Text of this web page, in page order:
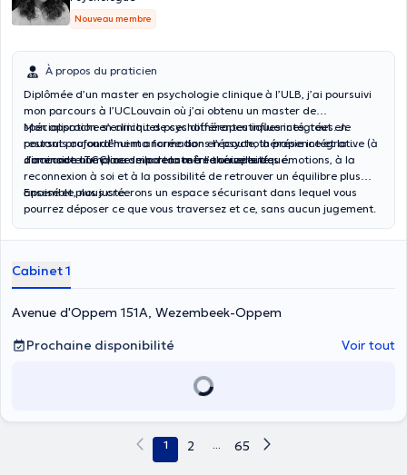
Nouveau membre
À propos du praticien
Diplômée d’un master en psychologie clinique à l’ULB, j’ai poursuivi
mon parcours à l’UCLouvain où j’ai obtenu un master de
spécialisation en cliniques psychothérapeutiques intégrées. Je
poursuis aujourd’hui ma formation en psychothérapie intégrative (à
dominante TCC) au sein de la même université.
Mon approche s’enrichit de ces différentes influences, tout en
restant profondément ancrée dans l’écoute, la présence et la
dimension humaine de la rencontre thérapeutique.
J’accorde une place importante à l’accueille des émotions, à la
reconnexion à soi et à la possibilité de retrouver un équilibre plus
apaisé et plus juste.
Ensemble, nous créerons un espace sécurisant dans lequel vous
pourrez déposer ce que vous traversez et ce, sans aucun jugement.
Cabinet 1
Avenue d'Oppem 151A, Wezembeek-Oppem
Prochaine disponibilité
Voir tout
1 2 ... 65